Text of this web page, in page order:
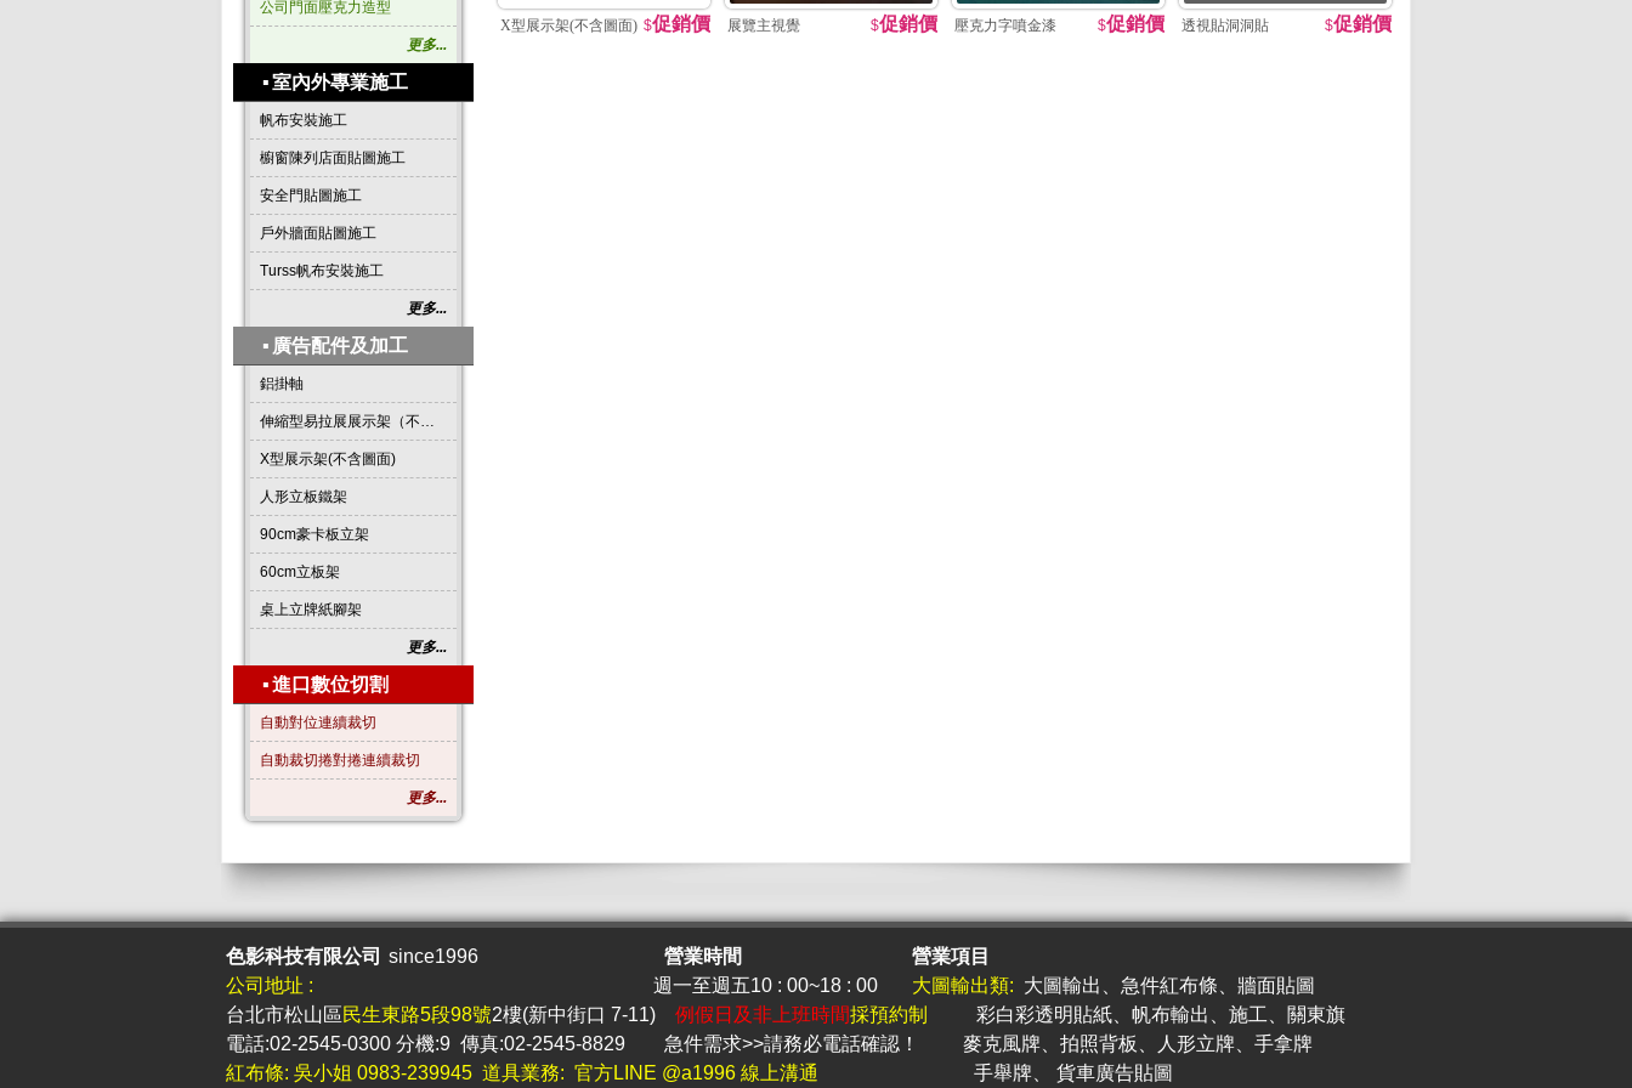
公司門面壓克力造型
更多...
▪室內外專業施工
帆布安裝施工
櫥窗陳列店面貼圖施工
安全門貼圖施工
戶外牆面貼圖施工
Turss帆布安裝施工
更多...
▪ 廣告配件及加工
鋁掛軸
伸縮型易拉展展示架（不含圖面）
X型展示架(不含圖面)
人形立板鐵架
90cm豪卡板立架
60cm立板架
桌上立牌紙腳架
更多...
▪進口數位切割
自動對位連續裁切
自動裁切捲對捲連續裁切
更多...
X型展示架(不含圖面) $促銷價 展覽主視覺 $促銷價 壓克力字噴金漆 $促銷價 透視貼洞洞貼 $促銷價
色影科技有限公司 since1996 營業時間
營業項目
公司地址 :
週一至週五10 : 00~18 : 00 大圖輸出類: 大圖輸出、急件紅布條、牆面貼圖
台北市松山區民生東路5段98號2樓(新中街口 7-11) 例假日及非上班時間採預約制
彩白彩透明貼紙、帆布輸出、施工、關東旗
電話:02-2545-0300 分機:9 傳真:02-2545-8829 急件需求>>請務必電話確認！ 麥克風牌
拍照背板、人形立牌、手拿牌
紅布條: 吳小姐 0983-239945 道具業務: 官方LINE @a1996 線上溝通
手舉牌 貨車廣告貼圖